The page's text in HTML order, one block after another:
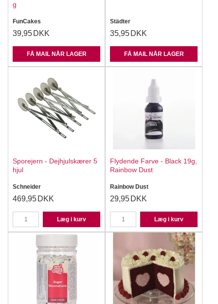
g
FunCakes
39,95 DKK
FÅ MAIL NÅR LAGER
Städter
35,95 DKK
FÅ MAIL NÅR LAGER
Sporejern - Dejhjulskærer 5
hjul
Schneider
469,95 DKK
Læg i kurv
Flydende Farve - Black 19g,
Rainbow Dust
Rainbow Dust
29,95 DKK
Læg i kurv